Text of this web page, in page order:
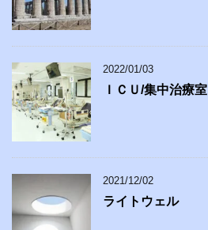
2022/01/03
ＩＣＵ/集中治療室
2021/12/02
ライトウェル